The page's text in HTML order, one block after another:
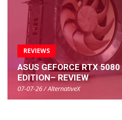
REVIEWS
ASUS GEFORCE RTX
EDITION– REVIEW
07-07-26 / AlternativeX